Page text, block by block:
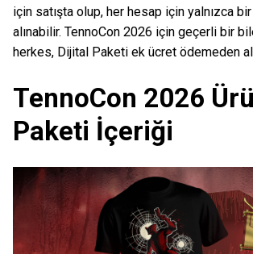
için satışta olup, her hesap için yalnızca
alınabilir. TennoCon 2026 için geçerli bir
herkes, Dijital Paketi ek ücret ödemeden
TennoCon 2026
Paketi İçeriği